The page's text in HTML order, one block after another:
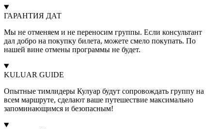
ГАРАНТИЯ ДАТ
Мы не отменяем и не переносим группы. Если консультант
дал добро на покупку билета, можете смело покупать. По
нашей вине отмены программы не будет.
KULUAR GUIDE
Опытные тимлидеры Кулуар будут сопровождать группу на
всем маршруте, сделают ваше путешествие максимально
запоминающимся и безопасным!